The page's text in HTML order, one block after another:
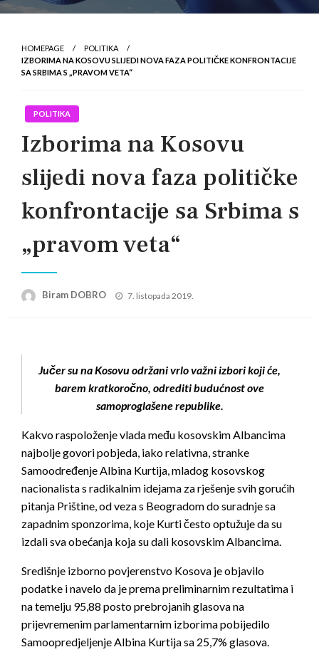
HOMEPAGE
POLITIKA
IZBORIMA NA KOSOVU SLIJEDI NOVA FAZA POLITIČKE KONFRONTACIJE
SA SRBIMA S „PRAVOM VETA“
POLITIKA
Izborima na Kosovu
slijedi nova faza političke
konfrontacije sa Srbima s
„pravom veta“
Biram DOBRO
Posted
7. listopada 2019.
Jučer su na Kosovu održani vrlo važni izbori koji će,
barem kratkoročno, odrediti budućnost ove
samoproglašene republike.
Kakvo raspoloženje vlada među kosovskim Albancima
najbolje govori pobjeda, iako relativna, stranke
Samoodređenje Albina Kurtija, mladog kosovskog
nacionalista s radikalnim idejama za rješenje svih gorućih
pitanja Prištine, od veza s Beogradom do suradnje sa
zapadnim sponzorima, koje Kurti često optužuje da su
izdali sva obećanja koja su dali kosovskim Albancima.
Središnje izborno povjerenstvo Kosova je objavilo
podatke i navelo da je prema preliminarnim rezultatima i
na temelju 95,88 posto prebrojanih glasova na
prijevremenim parlamentarnim izborima pobijedilo
Samoopredjeljenje Albina Kurtija sa 25,7% glasova.